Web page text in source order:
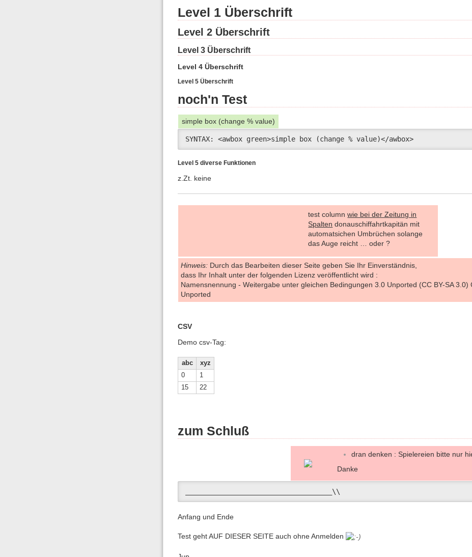
Level 1 Überschrift
Level 2 Überschrift
Level 3 Überschrift
Level 4 Überschrift
Level 5 Überschrift
noch'n Test
simple box (change % value)
SYNTAX: <awbox green>simple box (change % value)</awbox>
Level 5 diverse Funktionen
z.Zt. keine
test columnwie bei der Zeitung in
Spalten donauschiffahrtkapitän mit
automatsichen Umbrüchen solange
das Auge reicht … oder ?
Hinweis: Durch das Bearbeiten dieser Seite geben Sie Ihr Einverständnis,
dass Ihr Inhalt unter der folgenden Lizenz veröffentlicht wird :
Namensnennung - Weitergabe unter gleichen Bedingungen 3.0 Unported (CC BY-SA 3.0)
Unported
CSV
Demo csv-Tag:
abc
xyz
0
1
15
22
zum Schluß
dran denken : Spielereien bitte nur
Danke
____________________________________\\
Anfang und Ende
Test geht AUF DIESER SEITE auch ohne Anmelden